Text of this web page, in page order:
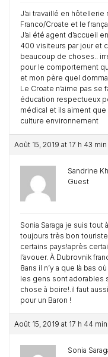
J’ai travaillé en
Franco/Croate et le
J’ai été agent d’accueil
400 visiteurs par jour et
beaucoup de choses..
pour le comportement
et mon père quel
Le Croate n’aime pas
éducation respectueux
médical et ils aiment
culture environnement
Août 15, 2019 at 17 h 43 min
Sandrine
Guest
Sonia Saraga je suis tout
toujours très bon touriste
certains pays!après
l’avouer. À Dubrovnik
8ans il n’y a que là bas
les gens sont adorables
chose à boire!.il faut
pour un Baron !
Août 15, 2019 at 17 h 44 min
Sonia